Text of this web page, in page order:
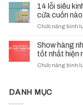
14 lỗi siêu
cửa cuốn
Chức năng bình
Show hàng
tốt nhất hiện
Chức năng bình
DANH MỤC